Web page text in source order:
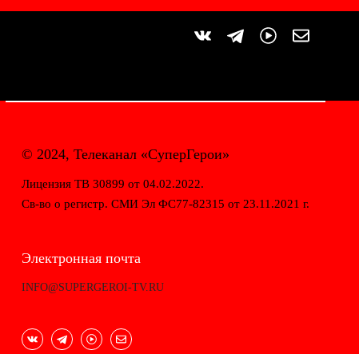
© 2024, Телеканал «СуперГерои»
Лицензия ТВ 30899 от 04.02.2022.
Св-во о регистр. СМИ Эл ФС77-82315 от 23.11.2021 г.
Электронная почта
INFO@SUPERGEROI-TV.RU